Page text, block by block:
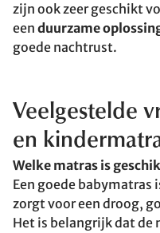
zijn ook zeer geschikt
een duurzame
goede nachtrust.
Veelgestelde
en
Welke matras is
Een goede babymatras
zorgt voor een droog,
Het is belangrijk dat de